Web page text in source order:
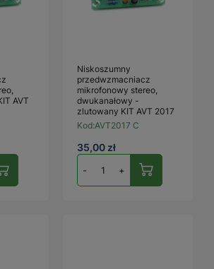
AVT
Niskoszumny
przedwzmacniacz
mikrofonowy stereo,
dwukanałowy -
zlutowany KIT AVT 2017
Kod:AVT2017 C
35,00 zł
- +